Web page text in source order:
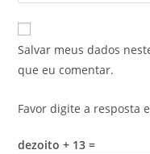
Salvar meus dados
que eu comentar.
Favor digite a resposta
dezoito + 13 =